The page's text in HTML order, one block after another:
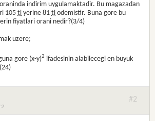
indirim uygulamaktadir. Bu magazadan
105tl yerine 81tl odemistir. Buna gore bu
fiyatlari orani nedir?(3/4)
uzere;
gore (x-y)2 ifadesinin alabilecegi en buyuk
#2